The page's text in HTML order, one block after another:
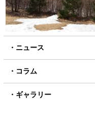
ニュース
コラム
ギャラリー